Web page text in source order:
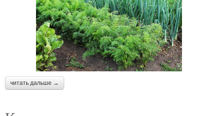
читать дальше →